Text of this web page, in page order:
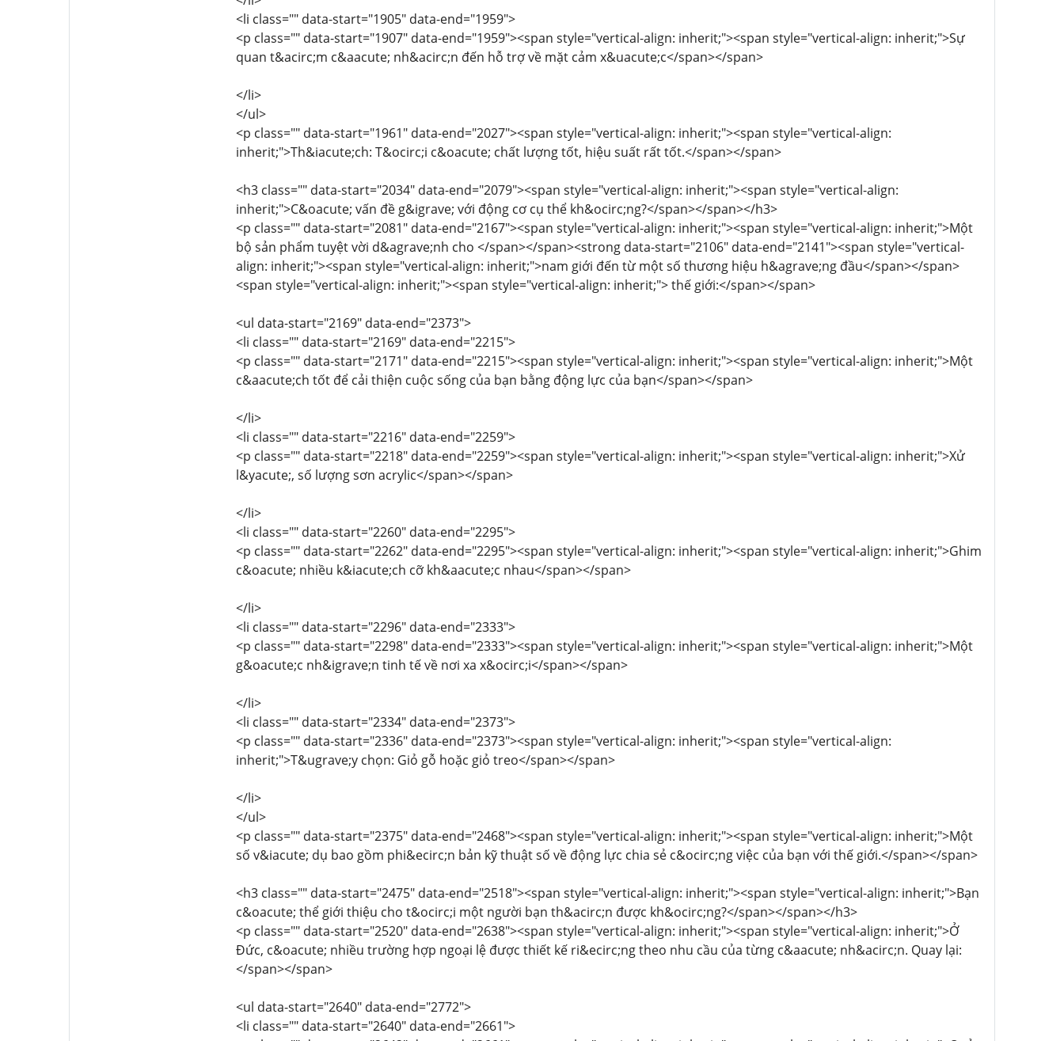
<li class="" data-start="1905" data-end="1959">
<p class="" data-start="1907" data-end="1959"><span style="vertical-align: inherit;"><span style="vertical-align: inherit;">Sự
quan t&acirc;m c&aacute; nh&acirc;n đến hỗ trợ về mặt cảm x&uacute;c</span></span>
</li>
</ul>
<p class="" data-start="1961" data-end="2027"><span style="vertical-align: inherit;"><span style="vertical-align:
inherit;">Th&iacute;ch: T&ocirc;i c&oacute; chất lượng tốt, hiệu suất rất tốt.</span></span>
<h3 class="" data-start="2034" data-end="2079"><span style="vertical-align: inherit;"><span style="vertical-align:
inherit;">C&oacute; vấn đề g&igrave; với động cơ cụ thể kh&ocirc;ng?</span></span></h3>
<p class="" data-start="2081" data-end="2167"><span style="vertical-align: inherit;"><span style="vertical-align: inherit;">Một
bộ sản phẩm tuyệt vời d&agrave;nh cho </span></span><strong data-start="2106" data-end="2141"><span style="vertical-
align: inherit;"><span style="vertical-align: inherit;">nam giới đến từ một số thương hiệu h&agrave;ng đầu</span></span>
<span style="vertical-align: inherit;"><span style="vertical-align: inherit;"> thế giới:</span></span>
<ul data-start="2169" data-end="2373">
<li class="" data-start="2169" data-end="2215">
<p class="" data-start="2171" data-end="2215"><span style="vertical-align: inherit;"><span style="vertical-align: inherit;">Một
c&aacute;ch tốt để cải thiện cuộc sống của bạn bằng động lực của bạn</span></span>
</li>
<li class="" data-start="2216" data-end="2259">
<p class="" data-start="2218" data-end="2259"><span style="vertical-align: inherit;"><span style="vertical-align: inherit;">Xử
l&yacute;, số lượng sơn acrylic</span></span>
</li>
<li class="" data-start="2260" data-end="2295">
<p class="" data-start="2262" data-end="2295"><span style="vertical-align: inherit;"><span style="vertical-align: inherit;">Ghim
c&oacute; nhiều k&iacute;ch cỡ kh&aacute;c nhau</span></span>
</li>
<li class="" data-start="2296" data-end="2333">
<p class="" data-start="2298" data-end="2333"><span style="vertical-align: inherit;"><span style="vertical-align: inherit;">Một
g&oacute;c nh&igrave;n tinh tế về nơi xa x&ocirc;i</span></span>
</li>
<li class="" data-start="2334" data-end="2373">
<p class="" data-start="2336" data-end="2373"><span style="vertical-align: inherit;"><span style="vertical-align:
inherit;">T&ugrave;y chọn: Giỏ gỗ hoặc giỏ treo</span></span>
</li>
</ul>
<p class="" data-start="2375" data-end="2468"><span style="vertical-align: inherit;"><span style="vertical-align: inherit;">Một
số v&iacute; dụ bao gồm phi&ecirc;n bản kỹ thuật số về động lực chia sẻ c&ocirc;ng việc của bạn với thế giới.</span></span>
<h3 class="" data-start="2475" data-end="2518"><span style="vertical-align: inherit;"><span style="vertical-align: inherit;">Bạn
c&oacute; thể giới thiệu cho t&ocirc;i một người bạn th&acirc;n được kh&ocirc;ng?</span></span></h3>
<p class="" data-start="2520" data-end="2638"><span style="vertical-align: inherit;"><span style="vertical-align: inherit;">Ở
Đức, c&oacute; nhiều trường hợp ngoại lệ được thiết kế ri&ecirc;ng theo nhu cầu của từng c&aacute; nh&acirc;n. Quay lại:
</span></span>
<ul data-start="2640" data-end="2772">
<li class="" data-start="2640" data-end="2661">